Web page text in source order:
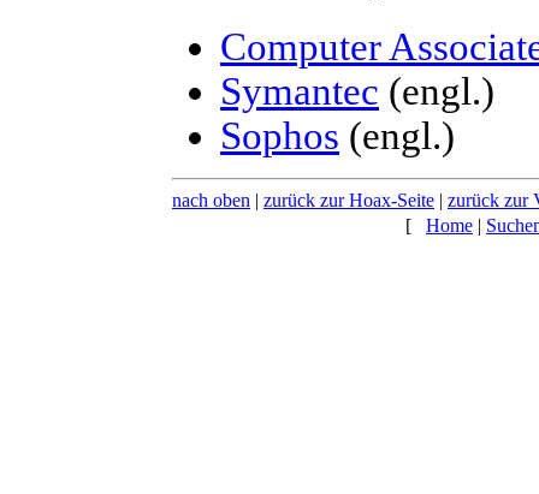
Computer
Symantec (engl.)
Sophos (engl.)
nach oben | zurück zur Hoax-Seite | zurück zur
[ Home |